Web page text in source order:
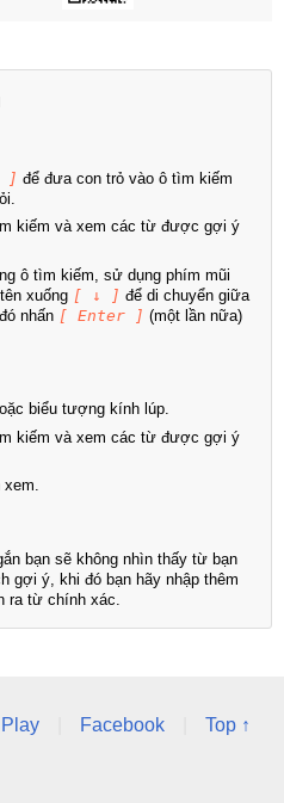
] để đưa con trỏ vào ô tìm kiếm
kiếm và xem các từ được gợi ý
ô tìm kiếm, sử dụng phím mũi
xuống [ ↓ ] để di chuyển giữa
nhấn [ Enter ] (một lần nữa)
biểu tượng kính lúp.
kiếm và xem các từ được gợi ý
xem.
bạn sẽ không nhìn thấy từ bạn
gợi ý, khi đó bạn hãy nhập thêm
ra từ chính xác.
Facebook Top ↑